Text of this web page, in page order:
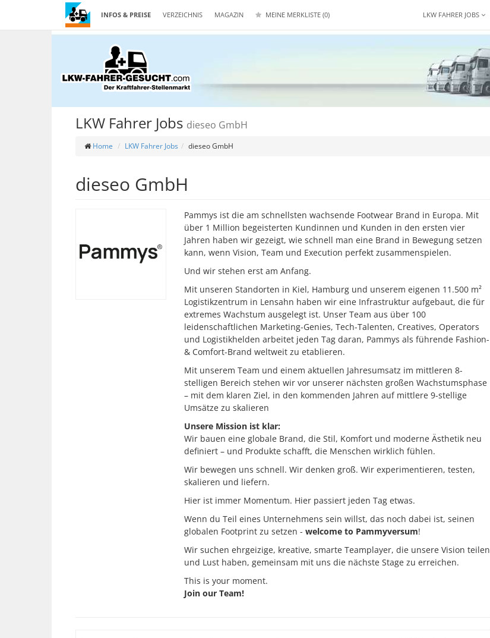
INFOS & PREISE VERZEICHNIS MAGAZIN MEINE MERKLISTE (0) LKW FAHRER JOBS
LKW Fahrer Jobs dieseo GmbH
Home LKW Fahrer Jobs dieseo GmbH
dieseo GmbH
Pammys ist die am schnellsten wachsende Footwear Brand in Europa. Mit
über 1 Million begeisterten Kundinnen und Kunden in den ersten vier
Jahren haben wir gezeigt, wie schnell man eine Brand in Bewegung setzen
kann, wenn Vision, Team und Execution perfekt zusammenspielen.
Und wir stehen erst am Anfang.
Mit unseren Standorten in Kiel, Hamburg und unserem eigenen 11.500 m²
Logistikzentrum in Lensahn haben wir eine Infrastruktur aufgebaut, die für
extremes Wachstum ausgelegt ist. Unser Team aus über 100
leidenschaftlichen Marketing-Genies, Tech-Talenten, Creatives, Operators
und Logistikhelden arbeitet jeden Tag daran, Pammys als führende Fashion-
& Comfort-Brand weltweit zu etablieren.
Mit unserem Team und einem aktuellen Jahresumsatz im mittleren 8-
stelligen Bereich stehen wir vor unserer nächsten großen Wachstumsphase
– mit dem klaren Ziel, in den kommenden Jahren auf mittlere 9-stellige
Umsätze zu skalieren
Unsere Mission ist klar:
Wir bauen eine globale Brand, die Stil, Komfort und moderne Ästhetik neu
definiert – und Produkte schafft, die Menschen wirklich fühlen.
Wir bewegen uns schnell. Wir denken groß. Wir experimentieren, testen,
skalieren und liefern.
Hier ist immer Momentum. Hier passiert jeden Tag etwas.
Wenn du Teil eines Unternehmens sein willst, das noch dabei ist, seinen
globalen Footprint zu setzen - welcome to Pammyversum!
Wir suchen ehrgeizige, kreative, smarte Teamplayer, die unsere Vision teilen
und Lust haben, gemeinsam mit uns die nächste Stage zu erreichen.
This is your moment.
Join our Team!